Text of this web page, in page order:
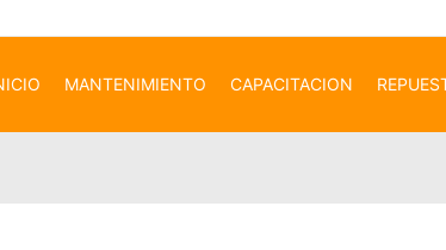
MANTENIMIENTO CAPACITACION